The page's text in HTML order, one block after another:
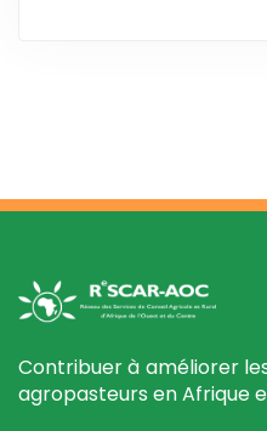
Contribuer à améliorer
agropasteurs en Afrique